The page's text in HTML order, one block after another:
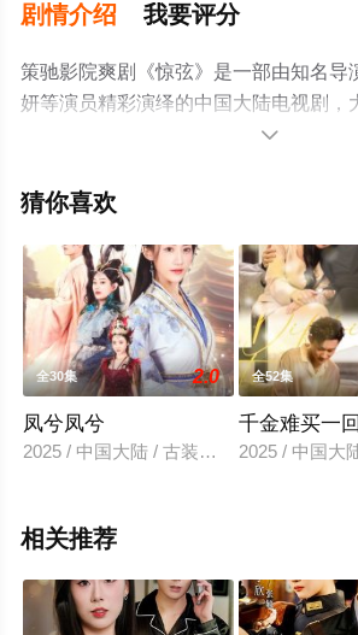
剧情介绍 我要评分
策驰影院爽剧《惊弦》是一部由知名导
妍等演员精彩演绎的中国大陆电视剧，
（全集），手机免费观看高清未删减完
猫或剧情网等平台了解。

猜你喜欢
全30集 2.0
凤兮凤兮
2025 / 中国大陆 / 古装仙侠
全52集
千金难买一
2025 / 中国大
相关推荐